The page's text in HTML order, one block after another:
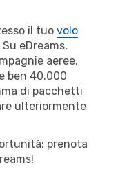
il tuo volo
eDreams,
aeree,
ben 40.000
di pacchetti
ulteriormente
prenota